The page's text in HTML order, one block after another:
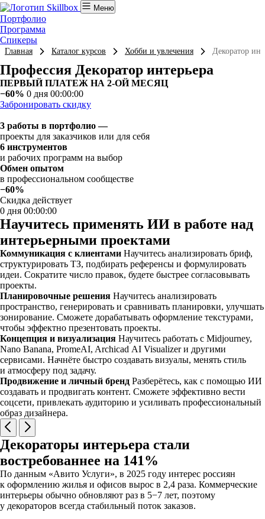
Меню
Портфолио
Программа
Спикеры
Главная Каталог курсов Хобби и увлечения Декоратор
Профессия Декоратор интерьера
ПЕРВЫЙ ПЛАТЕЖ НА 2-ОЙ МЕСЯЦ
−60% 0 дня 00:00:00
Забронировать скидку
3 работы в портфолио —
проекты для заказчиков или для себя
6 инструментов
и рабочих программ на выбор
Обмен опытом
в профессиональном сообществе
−60%
Скидка действует
0 дня 00:00:00
Научитесь применять ИИ в работе над
интерьерными проектами
Коммуникация с клиентами Научитесь анализировать бриф,
структурировать ТЗ, подбирать референсы и формулировать
идеи. Сократите число правок, будете быстрее согласовывать
проекты.
Планировочные решения Научитесь анализировать
пространство, генерировать и сравнивать планировки, улучшать
зонирование. Сможете дорабатывать оформление текстурами,
чтобы эффектно презентовать проекты.
Концепция и визуализация Научитесь работать с Midjourney,
Nano Banana, PromeAI, Archicad AI Visualizer и другими
сервисами. Начнёте быстро создавать визуалы, менять стиль
и атмосферу под задачу.
Продвижение и личный бренд Разберётесь, как с помощью ИИ
создавать и продвигать контент. Сможете эффективно вести
соцсети, привлекать аудиторию и усиливать профессиональный
образ дизайнера.
Декораторы интерьера стали
востребованнее на 141%
По данным «Авито Услуги», в 2025 году интерес россиян
к оформлению жилья и офисов вырос в 2,4 раза. Коммерческие
интерьеры обычно обновляют раз в 5−7 лет, поэтому
у декораторов всегда стабильный поток заказов.